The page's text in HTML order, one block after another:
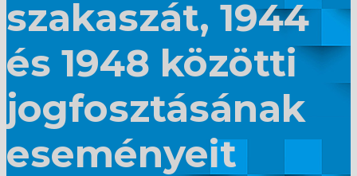
szakaszát, 1944
és 1948 közötti
jogfosztásának
eseményeit